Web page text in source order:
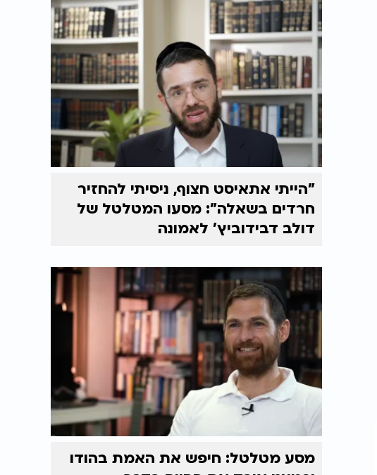
"הייתי אתאיסט חצוף, ניסיתי להחזיר
חרדים בשאלה": מסעו המטלטל של
דולב דבידוביץ' לאמונה
מסע מטלטל: חיפש את האמת בהודו